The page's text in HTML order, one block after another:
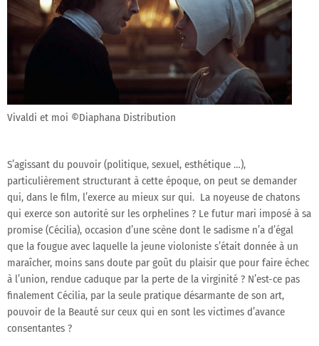
Vivaldi et moi ©Diaphana Distribution
S’agissant du pouvoir (politique, sexuel, esthétique …),
particulièrement structurant à cette époque, on peut se demander
qui, dans le film, l’exerce au mieux sur qui. La noyeuse de chatons
qui exerce son autorité sur les orphelines ? Le futur mari imposé à sa
promise (Cécilia), occasion d’une scène dont le sadisme n’a d’égal
que la fougue avec laquelle la jeune violoniste s’était donnée à un
maraîcher, moins sans doute par goût du plaisir que pour faire échec
à l’union, rendue caduque par la perte de la virginité ? N’est-ce pas
finalement Cécilia, par la seule pratique désarmante de son art,
pouvoir de la Beauté sur ceux qui en sont les victimes d’avance
consentantes ?